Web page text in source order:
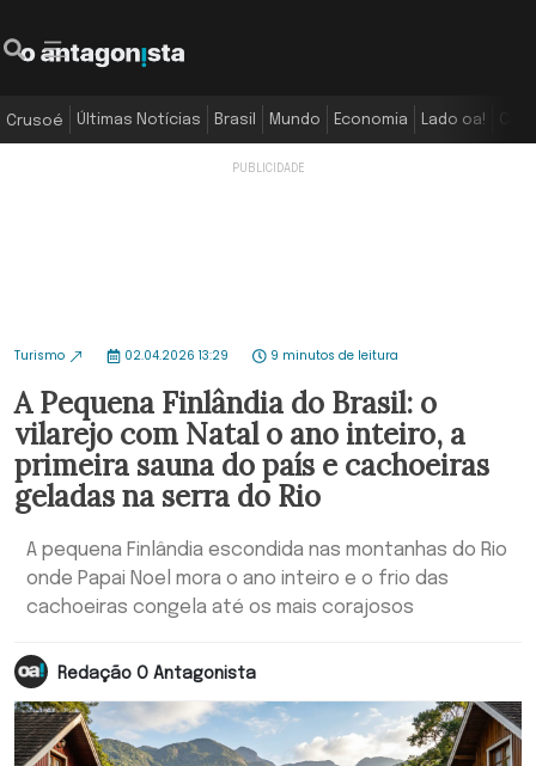
Crusoé Últimas Notícias Brasil Mundo Economia Lado oa!
Turismo 02.04.2026 13:29 9 minutos de leitura
A Pequena Finlândia do Brasil: o
vilarejo com Natal o ano inteiro, a
primeira sauna do país e cachoeiras
geladas na serra do Rio
A pequena Finlândia escondida nas montanhas do Rio
onde Papai Noel mora o ano inteiro e o frio das
cachoeiras congela até os mais corajosos
Redação O Antagonista